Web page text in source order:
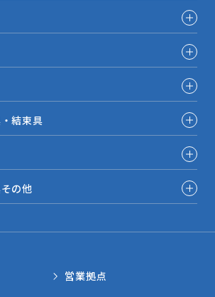
結束具
の他
営業拠点